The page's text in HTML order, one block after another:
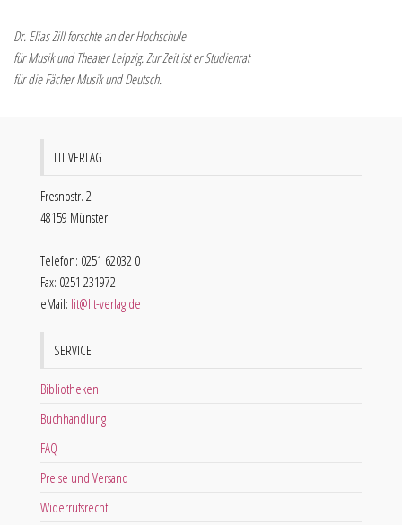
Dr. Elias Zill forschte an der Hochschule
für Musik und Theater Leipzig. Zur Zeit ist er Studienrat
für die Fächer Musik und Deutsch.
LIT VERLAG
Fresnostr. 2
48159 Münster
Telefon: 0251 62032 0
Fax: 0251 231972
eMail: lit@lit-verlag.de
SERVICE
Bibliotheken
Buchhandlung
FAQ
Preise und Versand
Widerrufsrecht